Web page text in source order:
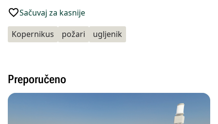
Sačuvaj za kasnije
Kopernikus požari ugljenik
Preporučeno